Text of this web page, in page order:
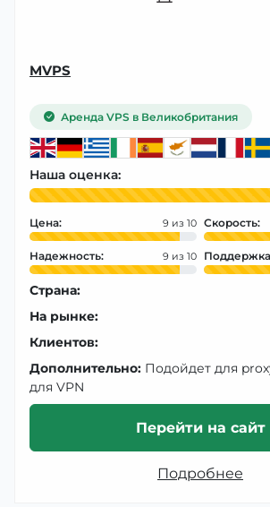
MVPS
Аренда VPS в Великобритания
Наша оценка:
Цена: 9 Скорость:
Надежность: 9
Страна:
На рынке:
Клиентов:
Дополнительно: Подойдет для
для VPN
Перейти на сайт
Подробнее